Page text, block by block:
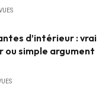
d’intérieur : vrai
ou simple argument